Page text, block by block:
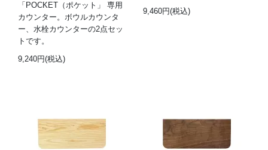
「POCKET（ポケット」 専用
カウンター。ボウルカウンタ
ー、水栓カウンターの2点セッ
トです。
9,240円(税込)
9,460円(税込)